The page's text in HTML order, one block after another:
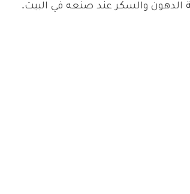
الدهون والسكر عند صنعه في البيت.